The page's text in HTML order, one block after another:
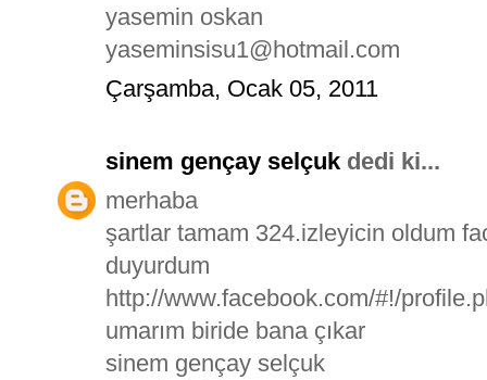
yasemin oskan
yaseminsisu1@hotmail.com
Çarşamba, Ocak 05, 2011
sinem gençay selçuk dedi ki...
merhaba
şartlar tamam 324.izleyicin oldum
duyurdum
http://www.facebook.com/#!/
umarım biride bana çıkar
sinem gençay selçuk